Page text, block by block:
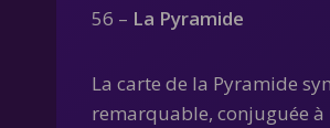
56 – La Pyramide
La carte de la Pyramide
remarquable, conjuguée à